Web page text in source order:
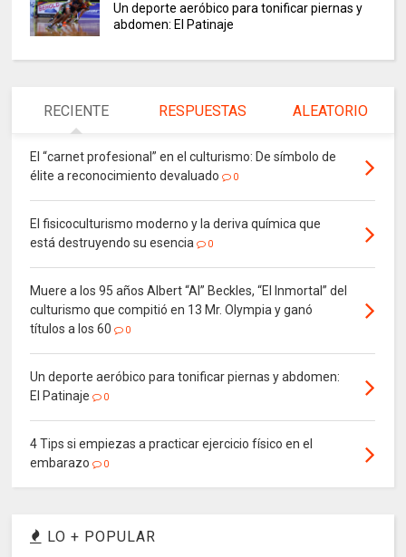
Un deporte aeróbico para tonificar piernas y
abdomen: El Patinaje
RECIENTE RESPUESTAS ALEATORIO
El “carnet profesional” en el culturismo: De símbolo de
élite a reconocimiento devaluado
0
El fisicoculturismo moderno y la deriva química que
está destruyendo su esencia
0
Muere a los 95 años Albert “Al” Beckles, “El Inmortal” del
culturismo que compitió en 13 Mr. Olympia y ganó
títulos a los 60
0
Un deporte aeróbico para tonificar piernas y abdomen:
El Patinaje
0
4 Tips si empiezas a practicar ejercicio físico en el
embarazo
0
LO + POPULAR